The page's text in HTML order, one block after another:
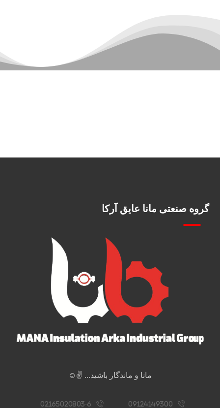
گروه صنعتی مانا عایق آرکا
مانا و ماندگار باشید... ✌️☺️
09124149300
02165020803-6